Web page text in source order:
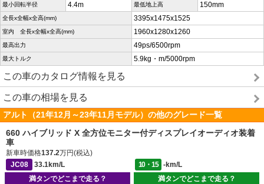
最小回転半径 4.4m 最低地上高 150mm
全長x全幅x全高(mm) 3395x1475x1525
室内 全長x全幅x全高(mm) 1960x1280x1260
最高出力 49ps/6500rpm
最大トルク 5.9kg・m/5000rpm
この車のカタログ情報を見る
この車の相場を見る
アルト（21年12月～23年11月モデル）の他のグレード一覧
660 ハイブリッド X 全方位モニター付ディスプレイオーディオ装着
車
新車時価格137.2万円(税込)
JC08
33.1km/L 10・15
-km/L
満タンでどこまで走る？
満タンでどこまで走る？